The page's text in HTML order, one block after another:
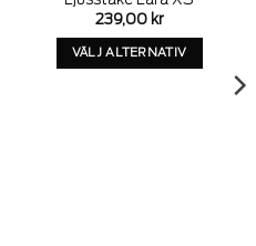
Add to
239,00 kr
VÄLJ ALTERNATIV